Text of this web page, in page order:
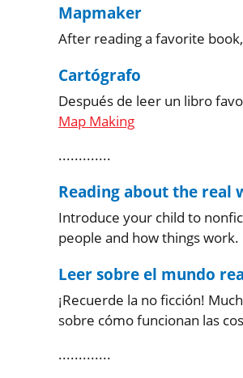
Mapmaker
After reading a favorite
Cartógrafo
Después de leer un libro
Map Making
.............
Reading about the real
Introduce your child to
people and how things
Leer sobre el mundo
¡Recuerde la no ficción!
sobre cómo funcionan las
.............